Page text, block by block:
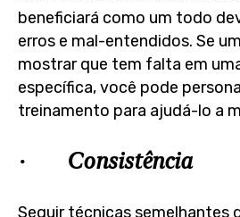
beneficiará como um todo
erros e mal-entendidos. Se
mostrar que tem falta em
específica, você pode
treinamento para ajudá-lo a
· Consistência
Seguir técnicas semelhantes